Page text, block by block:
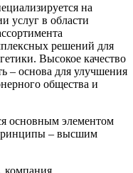
на
услуг в области
решений для
Высокое качество
– основа для улучшения
общества и
основным элементом
– высшим
компания